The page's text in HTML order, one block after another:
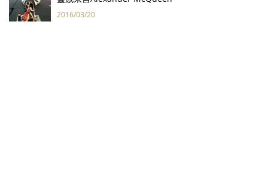
2016/03/20